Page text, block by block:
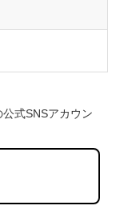
式SNSアカウン